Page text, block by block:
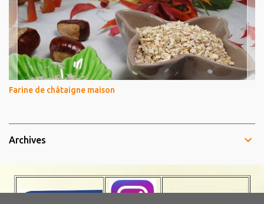
Farine de châtaigne maison
Archives